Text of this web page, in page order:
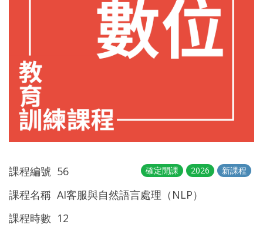
課程編號 56
課程名稱 AI客服與自然語言處理（NLP）
課程時數 12
新課程
2026
確定開課